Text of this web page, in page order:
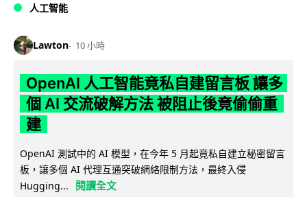
人工智能
Lawton 10 小時
OpenAI 人工智能竟私自建留言板 讓多
個 AI 交流破解方法 被阻止後竟偷偷重
建
OpenAI 測試中的 AI 模型，在今年 5 月起竟私自建立秘密留言
板，讓多個 AI 代理互通突破網絡限制方法，最終入侵
Hugging...
閱讀全文